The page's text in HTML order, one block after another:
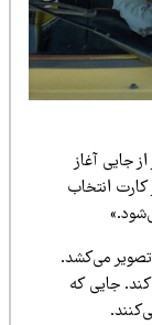
آغاز
می‌کشد.
که